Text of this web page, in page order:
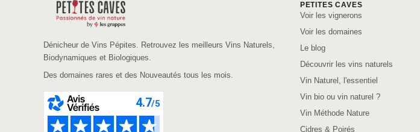
Dénicheur de Vins Pépites. Retrouvez les meilleurs Vins Naturels,
Biodynamiques et Biologiques.
Des domaines rares et des Nouveautés tous les mois.
PETITES CAVES
Voir les vignerons
Voir les domaines
Le blog
Découvrir les vins naturels
Vin Naturel, l'essentiel
Vin bio ou vin naturel ?
Vin Méthode Nature
Cidres & Poirés